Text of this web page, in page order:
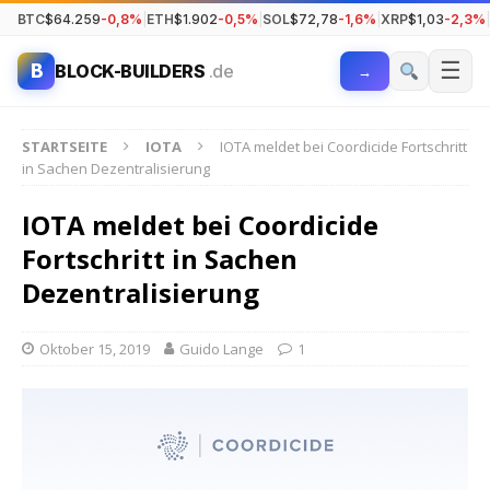
BTC$64.259-0,8% ETH$1.902-0,5% SOL$72,78-1,6% XRP$1,03-2,3%
B BLOCK-BUILDERS .de → ☰
STARTSEITE IOTA
IOTA meldet bei Coordicide Fortschritt
in Sachen Dezentralisierung
IOTA meldet bei Coordicide
Fortschritt in Sachen
Dezentralisierung
Oktober 15, 2019 Guido Lange 1